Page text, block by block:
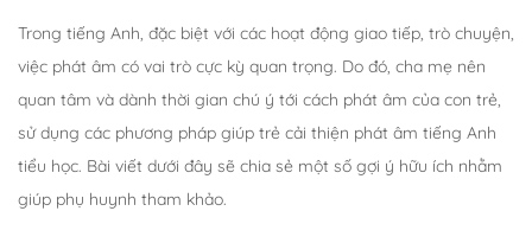
Trong tiếng Anh, đặc biệt với các hoạt động giao tiếp, trò chuyện,
việc phát âm có vai trò cực kỳ quan trọng. Do đó, cha mẹ nên
quan tâm và dành thời gian chú ý tới cách phát âm của con trẻ,
sử dụng các phương pháp giúp trẻ cải thiện phát âm tiếng Anh
tiểu học. Bài viết dưới đây sẽ chia sẻ một số gợi ý hữu ích nhằm
giúp phụ huynh tham khảo.